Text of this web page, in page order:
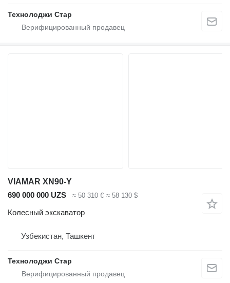
Технолоджи Стар
VIAMAR XN90-Y
690 000 000 UZS
≈ 50 310 € ≈ 58 130 $
Колесный экскаватор
Узбекистан, Ташкент
Технолоджи Стар